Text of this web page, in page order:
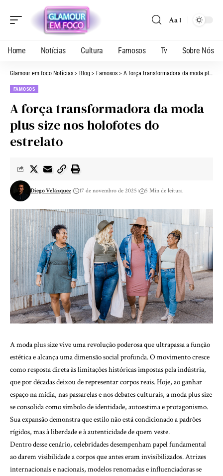
Aa
Home Notícias Cultura Famosos Tv Sobre Nós
Glamour em foco Notícias > Blog > Famosos > A força transformadora da moda plus size nos holofotes do estrelato
FAMOSOS
A força transformadora da moda
plus size nos holofotes do
estrelato
Diego Velázquez 17 de novembro de 2025 5 Min de leitura
A moda plus size vive uma revolução poderosa que ultrapassa a função
estética e alcança uma dimensão social profunda. O movimento cresce
como resposta direta às limitações históricas impostas pela indústria,
que por décadas deixou de representar corpos reais. Hoje, ao ganhar
espaço na mídia, nas passarelas e nos debates culturais, a moda plus size
se consolida como símbolo de identidade, autoestima e protagonismo.
Sua expansão demonstra que estilo não está condicionado a padrões
rígidos, mas à liberdade e à autenticidade de quem veste.
Dentro desse cenário, celebridades desempenham papel fundamental
ao darem visibilidade a corpos que antes eram invisibilizados. Atrizes
internacionais e nacionais, modelos renomadas e influenciadoras se